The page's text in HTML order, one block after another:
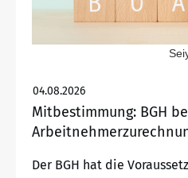
04.08.2026
Mitbestimmung: BGH
Der BGH hat die